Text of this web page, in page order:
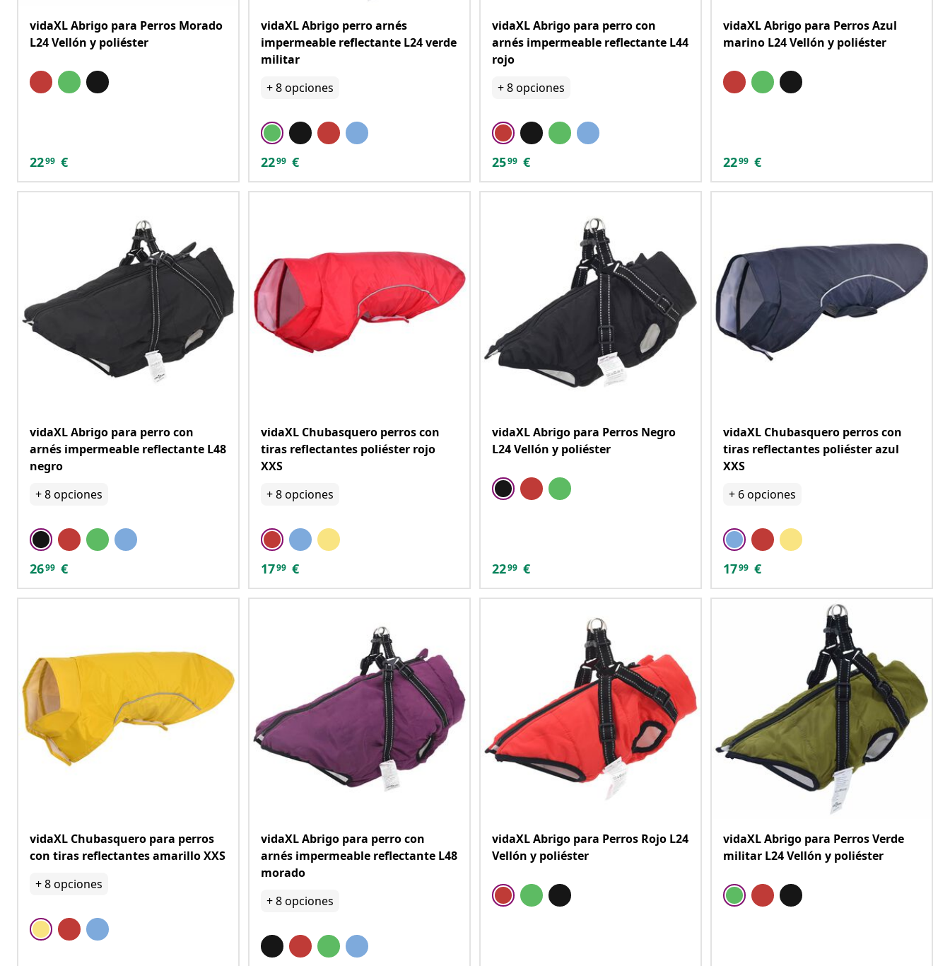
vidaXL Abrigo para Perros Morado
L24 Vellón y poliéster
2299 €
vidaXL Abrigo perro arnés
impermeable reflectante L24 verde
militar
+8opciones
2299 €
vidaXL Abrigo para perro con
arnés impermeable reflectante L44
rojo
+8opciones
2599 €
vidaXL Abrigo para Perros Azul
marino L24 Vellón y poliéster
2299 €
vidaXL Abrigo para perro con
arnés impermeable reflectante L48
negro
+8opciones
2699 €
vidaXL Chubasquero perros con
tiras reflectantes poliéster rojo
XXS
+8opciones
1799 €
vidaXL Abrigo para Perros Negro
L24 Vellón y poliéster
2299 €
vidaXL Chubasquero perros con
tiras reflectantes poliéster azul
XXS
+ 6opciones
1799 €
vidaXL Chubasquero para perros
con tiras reflectantes amarillo XXS
+8opciones
vidaXL Abrigo para perro con
arnés impermeable reflectante L48
morado
+8opciones
vidaXL Abrigo para Perros Rojo L24
Vellón y poliéster
vidaXL Abrigo para Perros Verde
militar L24 Vellón y poliéster